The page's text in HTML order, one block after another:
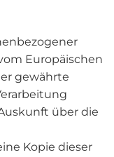
Europäischen
gewährte
über die
Kopie dieser